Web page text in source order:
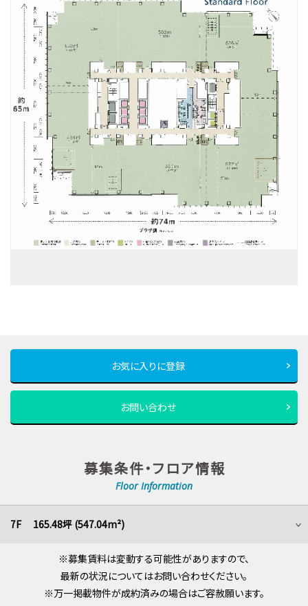
お気に入りに登録
お問い合わせ
募集条件・フロア情報
Floor Information
7F 165.48坪 (547.04m²)
※募集賃料は変動する可能性がありますので、
最新の状況についてはお問い合わせください。
※万一掲載物件が成約済みの場合はご容赦願います。